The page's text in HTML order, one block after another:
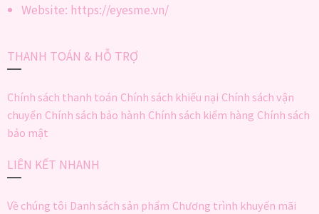
Website: https://eyesme.vn/
THANH TOÁN & HỖ TRỢ
Chính sách thanh toán Chính sách khiếu nại Chính sách vận
chuyển Chính sách bảo hành Chính sách kiểm hàng Chính sách
bảo mật
LIÊN KẾT NHANH
Về chúng tôi Danh sách sản phẩm Chương trình khuyến mãi